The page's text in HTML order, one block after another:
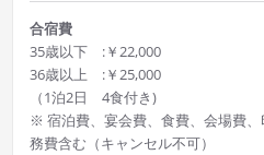
合宿費
35歳以下 :￥22,000
36歳以上 :￥25,000
（1泊2日 4食付き)
※ 宿泊費、宴会費、食費、会場費
務費含む（キャンセル不可）